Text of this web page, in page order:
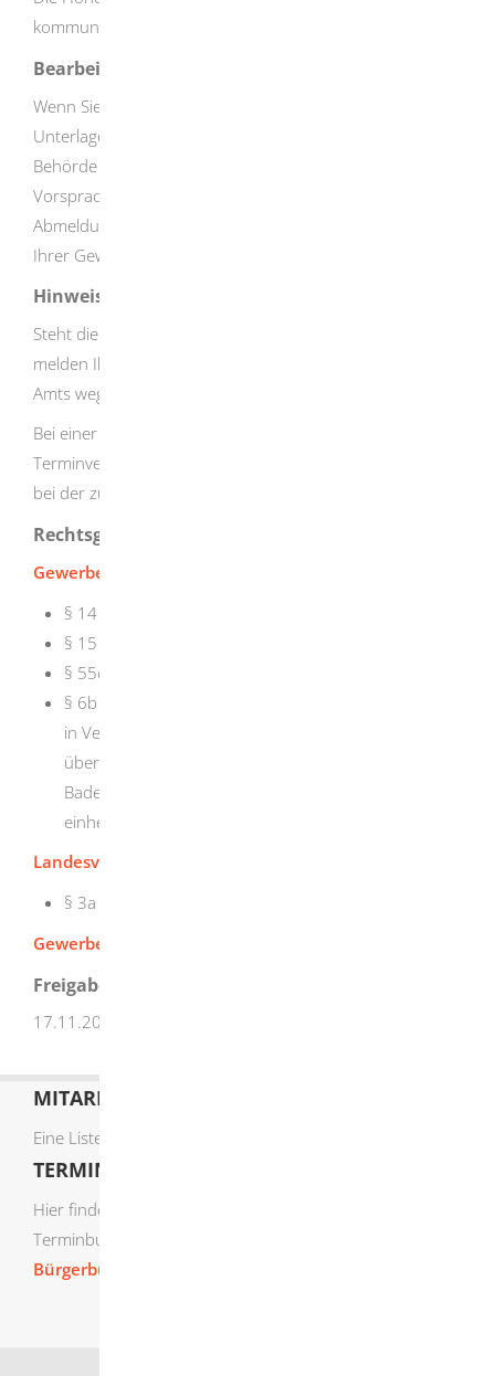
kommunalen Gebührensatzung.
Bearbeitungsdauer
Wenn Sie das Formular korrekt ausgefüllt haben und Ihre
Unterlagen vollständig sind, bescheinigt Ihnen die
Behörde den Empfang Ihrer Abmeldung bei persönlicher
Vorsprache sofort. Bei schriftlicher oder elektronischer
Abmeldung erhalten Sie die Empfangsbescheinigung
Ihrer Gewerbeabmeldung innerhalb von 3 Tagen.
Hinweise
Steht die Einstellung des Betriebes eindeutig fest und Sie
melden Ihr Gewerbe nicht ab, wird die Abmeldung von
Amts wegen vorgenommen.
Bei einer persönlichen Vorsprache kann eine vorherige
Terminvereinbarung erforderlich sein. Erkundigen Sie sich
bei der zuständigen Stelle.
Rechtsgrundlage
Gewerbeordnung (GewO)
§ 14 Anzeigepflicht
§ 15 Empfangsbescheinigung
§ 55c Anzeigepflicht bei Reisegewerbe
§ 6b Absatz 1 GewO
in Verbindung mit
über einheitliche Ansprechpartner für das Land
Baden-Württemberg
einheitliche Stelle, einheitliche Ansprechpartner)
Landesverwaltungsverfahrensgesetz (LVwVfG)
§ 3a elektronische Kommunikation
Gewerbeanzeigeverordnung (GewAnzV)
Freigabevermerk
17.11.2025 Wirtschaftsministerium Baden-Württemberg
MITARBEITERLISTE
Eine Liste der Mitarbeiter von A-Z finden Sie
TERMIN ONLINE BUCHEN
Hier finden Sie die verfügbaren Sachgebiete zur Online-
Terminbuchung:
Bürgerbüro Termine online buchen